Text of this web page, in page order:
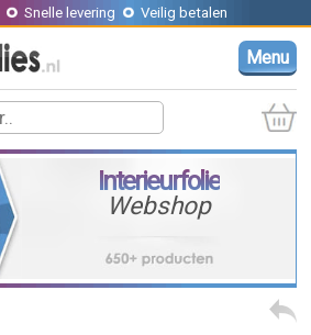
Snelle levering Veilig betalen
Menu
Interieurfolie
Webshop